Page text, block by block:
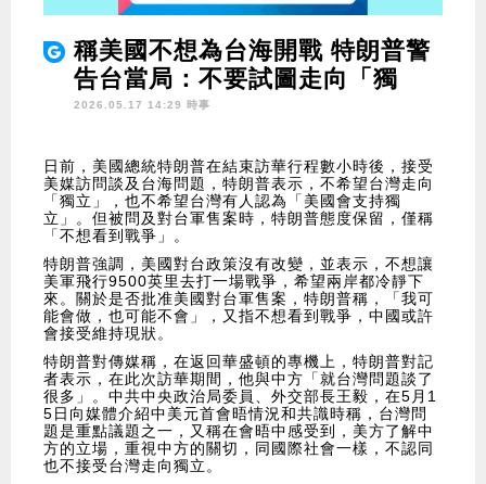
稱美國不想為台海開戰 特朗普警
告台當局：不要試圖走向「獨
立」
2026.05.17 14:29 時事
日前，美國總統特朗普在結束訪華行程數小時後，接受
美媒訪問談及台海問題，特朗普表示，不希望台灣走向
「獨立」，也不希望台灣有人認為「美國會支持獨
立」。但被問及對台軍售案時，特朗普態度保留，僅稱
「不想看到戰爭」。
特朗普強調，美國對台政策沒有改變，並表示，不想讓
美軍飛行9500英里去打一場戰爭，希望兩岸都冷靜下
來。關於是否批准美國對台軍售案，特朗普稱，「我可
能會做，也可能不會」，又指不想看到戰爭，中國或許
會接受維持現狀。
特朗普對傳媒稱，在返回華盛頓的專機上，特朗普對記
者表示，在此次訪華期間，他與中方「就台灣問題談了
很多」。中共中央政治局委員、外交部長王毅，在5月1
5日向媒體介紹中美元首會晤情況和共識時稱，台灣問
題是重點議題之一，又稱在會晤中感受到，美方了解中
方的立場，重視中方的關切，同國際社會一樣，不認同
也不接受台灣走向獨立。